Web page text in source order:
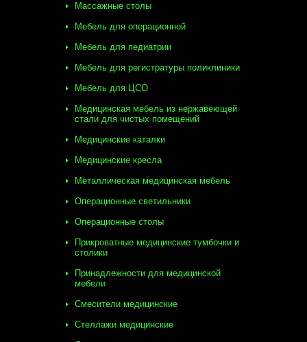
Массажные столы
Мебель для операционной
Мебель для педиатрии
Мебель для регистратуры поликлиники
Мебель для ЦСО
Медицинская мебель из нержавеющей
стали для чистых помещений
Медицинские каталки
Медицинские кресла
Металлическая медицинская мебель
Операционные светильники
Операционные столы
Прикроватные медицинские тумбочки и
столики
Принадлежности для медицинской
мебели
Смесители медицинские
Стеллажи медицинские